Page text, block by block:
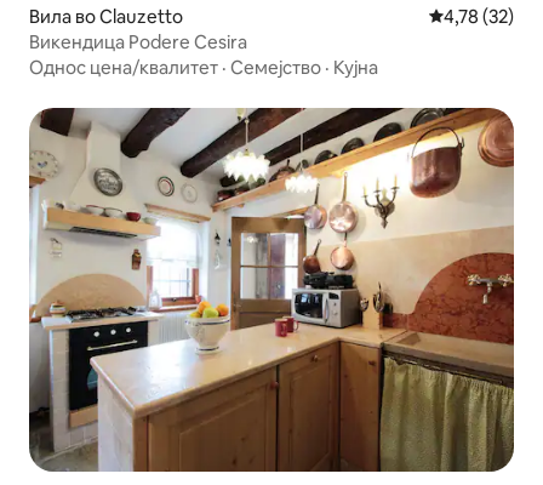
Вила во Clauzetto Просечна
4,78 (32)
Викендица Podere Cesira
Однос цена/квалитет · Семејство · Кујна